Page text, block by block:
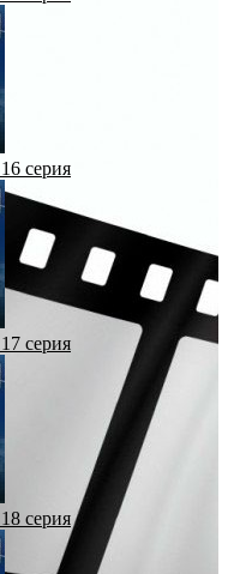
серия
серия
серия